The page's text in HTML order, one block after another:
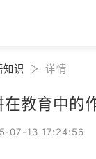
知识 详情
教育中的
07-13 17:24:56